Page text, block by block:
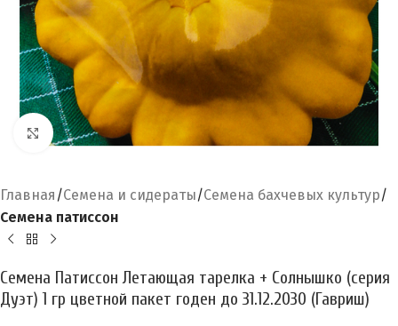
Увеличить
Главная Семена и сидераты Семена бахчевых культур
Семена патиссон
Семена Патиссон Летающая тарелка + Солнышко (серия
Дуэт) 1 гр цветной пакет годен до 31.12.2030 (Гавриш)